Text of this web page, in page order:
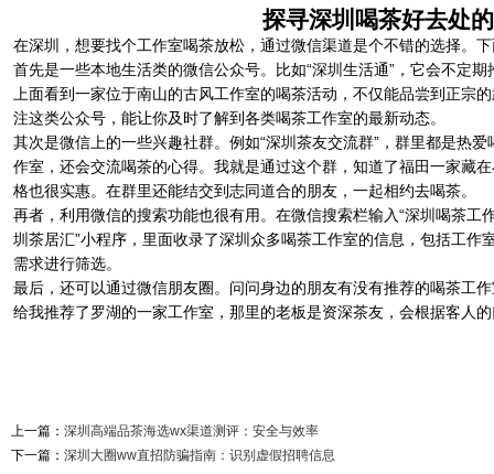
探寻深圳喝茶好去处
在深圳，想要找个工作室喝茶放松，通过微信渠道是个不错的选择。
首先是一些本地生活类的微信公众号。比如“深圳生活通”，它会不定
上面看到一家位于南山的古风工作室的喝茶活动，不仅能品尝到正宗
注这类公众号，能让你及时了解到各类喝茶工作室的最新动态。
其次是微信上的一些兴趣社群。例如“深圳茶友交流群”，群里都是热
作室，还会交流喝茶的心得。我就是通过这个群，知道了福田一家藏
格也很实惠。在群里还能结交到志同道合的朋友，一起相约去喝茶。
再者，利用微信的搜索功能也很有用。在微信搜索栏输入“深圳喝茶工
圳茶居汇”小程序，里面收录了深圳众多喝茶工作室的信息，包括工
需求进行筛选。
最后，还可以通过微信朋友圈。问问身边的朋友有没有推荐的喝茶工
给我推荐了罗湖的一家工作室，那里的老板是资深茶友，会根据客人
上一篇： 深圳高端品茶海选wx渠道测评：安全与效率
下一篇： 深圳大圈ww直招防骗指南：识别虚假招聘信息